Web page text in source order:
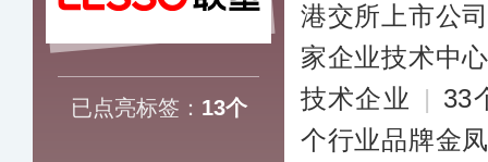
已点亮标签： 13个
港交所上市公
家企业技术中
技术企业 | 33
个行业品牌金